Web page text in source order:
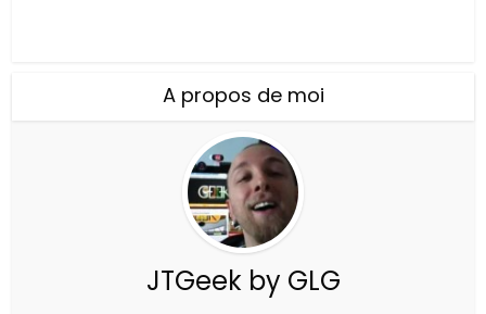
A propos de moi
JTGeek by GLG